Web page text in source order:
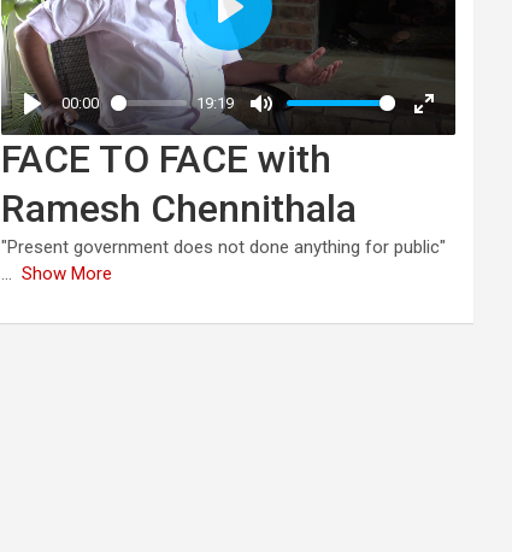
FACE TO FACE with
Ramesh Chennithala
"Present government does not done anything for public"
... Show More